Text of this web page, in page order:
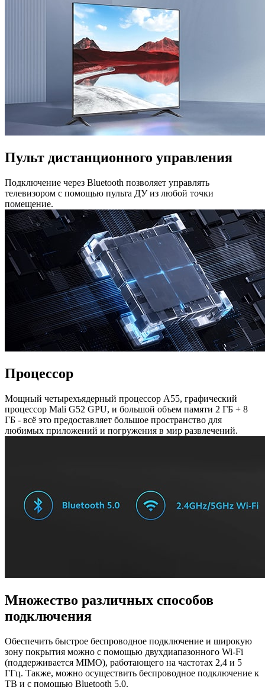
Пульт дистанционного управления
Подключение через Bluetooth позволяет управлять
телевизором с помощью пульта ДУ из любой точки
помещение.
Процессор
Мощный четырехъядерный процессор A55, графический
процессор Mali G52 GPU, и большой объем памяти 2 ГБ + 8
ГБ - всё это предоставляет большое пространство для
любимых приложений и погружения в мир развлечений.
Множество различных способов
подключения
Обеспечить быстрое беспроводное подключение и широкую
зону покрытия можно с помощью двухдиапазонного Wi-Fi
(поддерживается MIMO), работающего на частотах 2,4 и 5
ГГц. Также, можно осуществить беспроводное подключение к
ТВ и с помощью Bluetooth 5.0.